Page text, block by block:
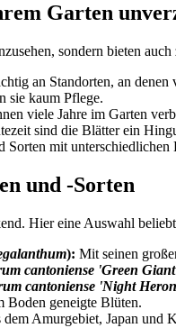
Garten
sondern bieten
an Standorten, an
sie kaum Pflege.
viele Jahre im Garten
sind die Blätter ein
Sorten mit
und -Sorten
Hier eine Auswahl
): Mit seinen
cantoniense 'Green
cantoniense 'Night
Boden geneigte Blüten.
dem Amurgebiet, Japan und